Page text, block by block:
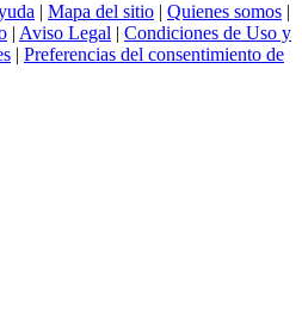
| Mapa del sitio | Quienes somos |
| Aviso Legal | Condiciones de Uso y
| Preferencias del consentimiento de